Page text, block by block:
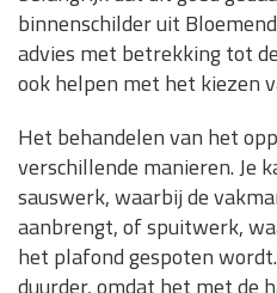
binnenschilder uit
advies met betrekking tot
ook helpen met het kiezen
Het behandelen van het
verschillende manieren. Je
sauswerk, waarbij de
aanbrengt, of spuitwerk,
het plafond gespoten